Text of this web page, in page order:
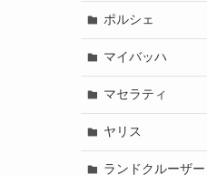
ポルシェ
マイバッハ
マセラティ
ヤリス
ランドクルーザー